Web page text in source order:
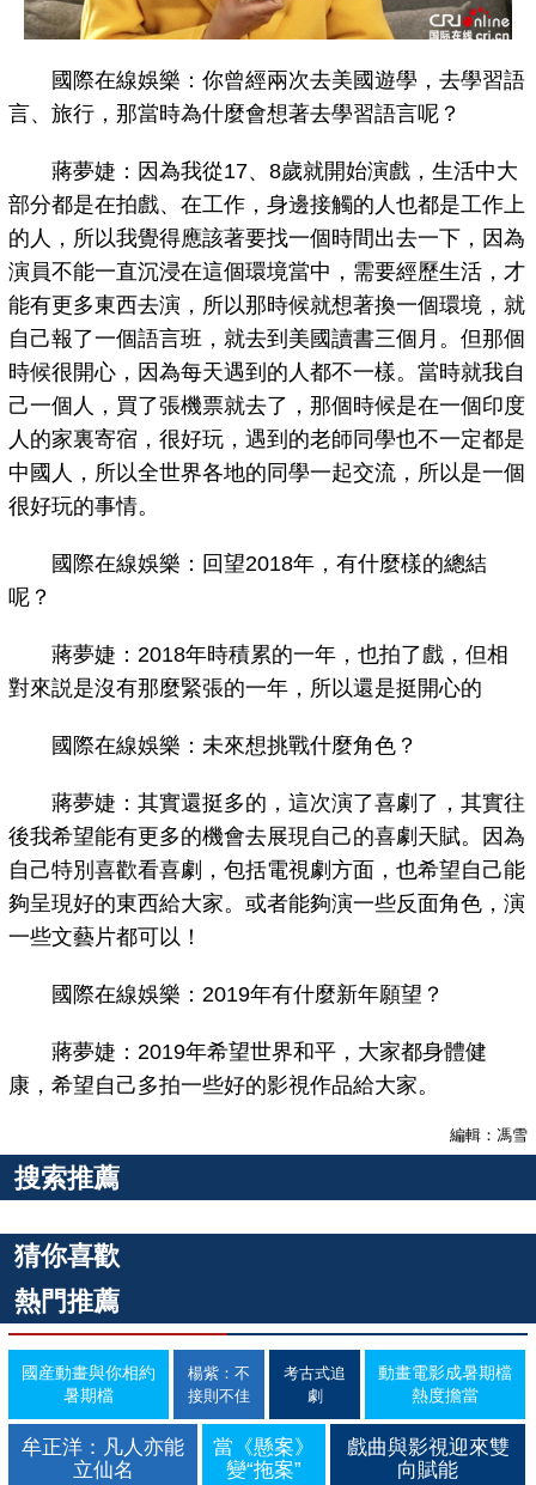
國際在線娛樂：你曾經兩次去美國遊學，去學習語
言、旅行，那當時為什麼會想著去學習語言呢？
蔣夢婕：因為我從17、8歲就開始演戲，生活中大
部分都是在拍戲、在工作，身邊接觸的人也都是工作上
的人，所以我覺得應該著要找一個時間出去一下，因為
演員不能一直沉浸在這個環境當中，需要經歷生活，才
能有更多東西去演，所以那時候就想著換一個環境，就
自己報了一個語言班，就去到美國讀書三個月。但那個
時候很開心，因為每天遇到的人都不一樣。當時就我自
己一個人，買了張機票就去了，那個時候是在一個印度
人的家裏寄宿，很好玩，遇到的老師同學也不一定都是
中國人，所以全世界各地的同學一起交流，所以是一個
很好玩的事情。
國際在線娛樂：回望2018年，有什麼樣的總結
呢？
蔣夢婕：2018年時積累的一年，也拍了戲，但相
對來説是沒有那麼緊張的一年，所以還是挺開心的
國際在線娛樂：未來想挑戰什麼角色？
蔣夢婕：其實還挺多的，這次演了喜劇了，其實往
後我希望能有更多的機會去展現自己的喜劇天賦。因為
自己特別喜歡看喜劇，包括電視劇方面，也希望自己能
夠呈現好的東西給大家。或者能夠演一些反面角色，演
一些文藝片都可以！
國際在線娛樂：2019年有什麼新年願望？
蔣夢婕：2019年希望世界和平，大家都身體健
康，希望自己多拍一些好的影視作品給大家。
編輯：馮雪
搜索推薦
猜你喜歡
熱門推薦
國産動畫與你相約
暑期檔
楊紫：不
接則不佳
考古式追
劇
動畫電影成暑期檔
熱度擔當
牟正洋：凡人亦能
立仙名
當《懸案》
變“拖案”
戲曲與影視迎來雙
向賦能